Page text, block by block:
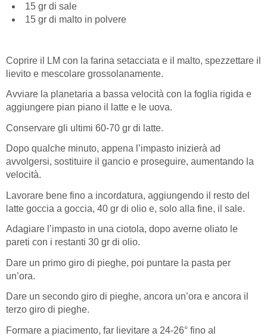
15 gr di sale
15 gr di malto in polvere
Coprire il LM con la farina setacciata e il malto, spezzettare il
lievito e mescolare grossolanamente.
Avviare la planetaria a bassa velocità con la foglia rigida e
aggiungere pian piano il latte e le uova.
Conservare gli ultimi 60-70 gr di latte.
Dopo qualche minuto, appena l’impasto inizierà ad
avvolgersi, sostituire il gancio e proseguire, aumentando la
velocità.
Lavorare bene fino a incordatura, aggiungendo il resto del
latte goccia a goccia, 40 gr di olio e, solo alla fine, il sale.
Adagiare l’impasto in una ciotola, dopo averne oliato le
pareti con i restanti 30 gr di olio.
Dare un primo giro di pieghe, poi puntare la pasta per
un’ora.
Dare un secondo giro di pieghe, ancora un’ora e ancora il
terzo giro di pieghe.
Formare a piacimento, far lievitare a 24-26° fino al